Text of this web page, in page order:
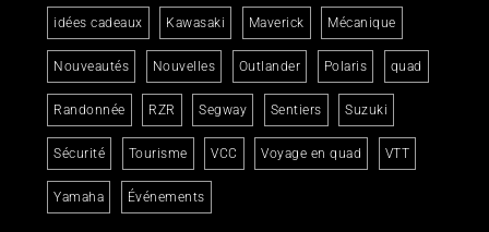
idées cadeaux Kawasaki Maverick Mécanique
Nouveautés Nouvelles Outlander Polaris quad
Randonnée RZR Segway Sentiers Suzuki
Sécurité Tourisme VCC Voyage en quad VTT
Yamaha Événements